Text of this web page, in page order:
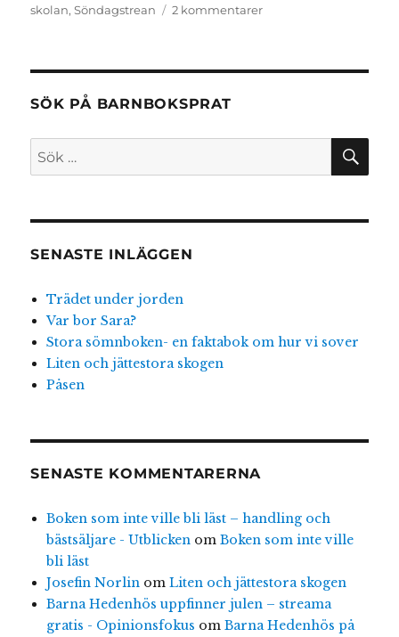
skolan,Söndagstrean 2 kommentarertill
SÖK PÅ BARNBOKSPRAT
Sök
SENASTE INLÄGGEN
Trädet under jorden
Var bor Sara?
Stora sömnboken- en faktabok om hur vi sover
Liten och jättestora skogen
Påsen
SENASTE KOMMENTARERNA
Boken som inte ville bli läst – handling och
bästsäljare - Utblickenom Boken som inte ville
bli läst
Josefin Norlinom Liten och jättestora skogen
Barna Hedenhös uppfinner julen – streama
gratis - Opinionsfokus om Barna Hedenhös på